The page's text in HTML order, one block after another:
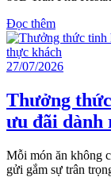
Đọc thêm
27/07/2026
Thưởng
ưu đãi dành
Mỗi món ăn không
gửi gắm sự trân